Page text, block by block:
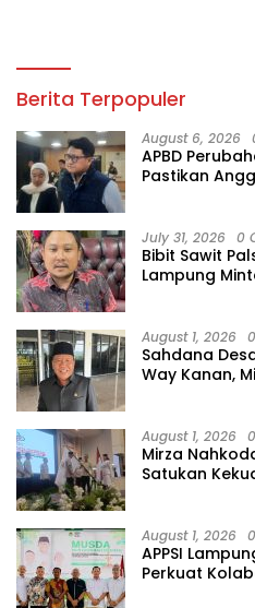
Berita Terpopuler
August 6, 2026
APBD
Pastikan
July 31, 2026 0
Bibit Sawit
Lampung
August 1, 2026
Sahdana
Way Kanan,
August 1, 2026
Mirza
Satukan
August 1, 2026
APPSI
Perkuat